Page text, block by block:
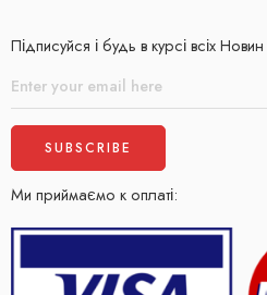
Підписуйся і будь в курсі всіх
Ми приймаємо к оплаті: